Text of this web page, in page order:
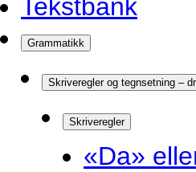
Tekstbank
Grammatikk
Skriveregler og tegnsetning –
Skriveregler
«Da»